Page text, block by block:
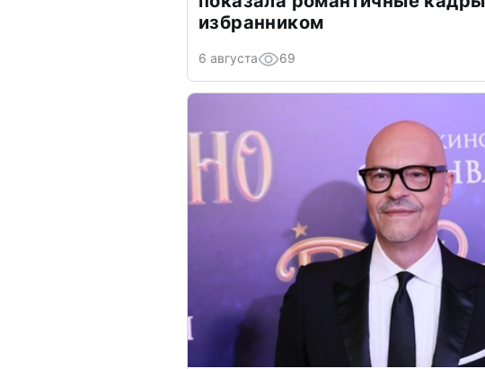
избранником
6 августа 69